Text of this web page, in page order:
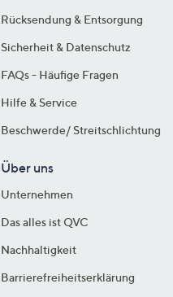
Rücksendung & Entsorgung
Sicherheit & Datenschutz
FAQs - Häufige Fragen
Hilfe & Service
Beschwerde/ Streitschlichtung
Über uns
Unternehmen
Das alles ist QVC
Nachhaltigkeit
Barrierefreiheitserklärung